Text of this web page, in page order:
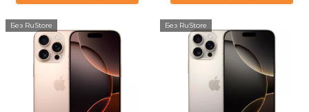
Без RuStore Без RuStore